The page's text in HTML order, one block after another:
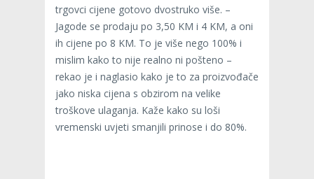
trgovci cijene gotovo dvostruko više. –
Jagode se prodaju po 3,50 KM i 4 KM, a oni
ih cijene po 8 KM. To je više nego 100% i
mislim kako to nije realno ni pošteno –
rekao je i naglasio kako je to za proizvođače
jako niska cijena s obzirom na velike
troškove ulaganja. Kaže kako su loši
vremenski uvjeti smanjili prinose i do 80%.